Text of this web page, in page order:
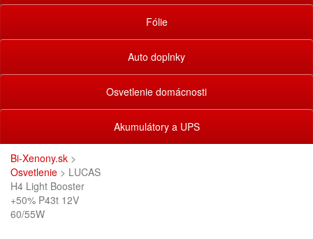
Fólie
Auto doplnky
Osvetlenie domácnosti
Akumulátory a UPS
Bi-Xenony.sk >
Osvetlenie > LUCAS
H4 Light Booster
+50% P43t 12V
60/55W